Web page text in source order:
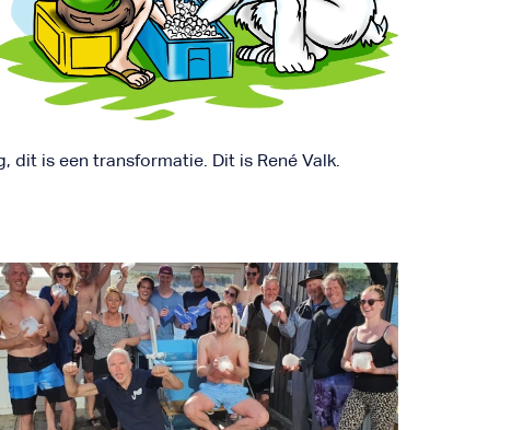
is een transformatie. Dit is René Valk.